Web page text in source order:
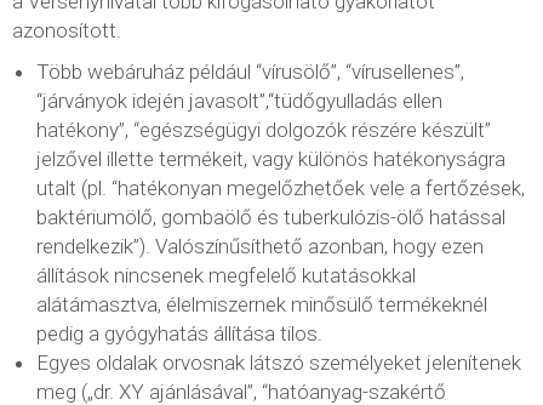
azonosított.
Több webáruház például “vírusölő”, “vírusellenes”,
“járványok idején javasolt”,“tüdőgyulladás ellen
hatékony”, “egészségügyi dolgozók részére készült”
jelzővel illette termékeit, vagy különös hatékonyságra
utalt (pl. “hatékonyan megelőzhetőek vele a fertőzések,
baktériumölő, gombaölő és tuberkulózis-ölő hatással
rendelkezik”). Valószínűsíthető azonban, hogy ezen
állítások nincsenek megfelelő kutatásokkal
alátámasztva, élelmiszernek minősülő termékeknél
pedig a gyógyhatás állítása tilos.
Egyes oldalak orvosnak látszó személyeket jelenítenek
meg („dr. XY ajánlásával”, “hatóanyag-szakértő